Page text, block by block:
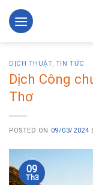
Skip
to
DỊCH THUẬT, TIN TỨC
Dịch Công
Thơ
POSTED ON 09/03/2024
09
Th3